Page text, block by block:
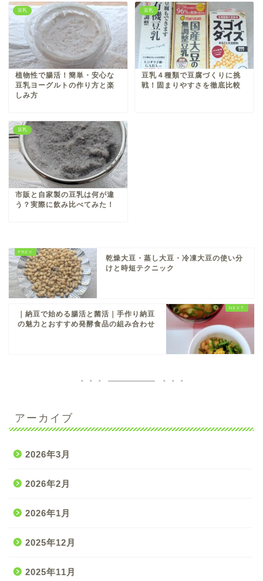
豆乳
植物性で腸活！簡単・安心な
豆乳ヨーグルトの作り方と楽
しみ方
豆乳
豆乳４種類で豆腐づくりに挑
戦！固まりやすさを徹底比較
豆乳
市販と自家製の豆乳は何が違
う？実際に飲み比べてみた！
乾燥大豆・蒸し大豆・冷凍大豆の使い分
けと時短テクニック
｜納豆で始める腸活と菌活｜手作り納豆
の魅力とおすすめ発酵食品の組み合わせ
アーカイブ
2026年3月
2026年2月
2026年1月
2025年12月
2025年11月